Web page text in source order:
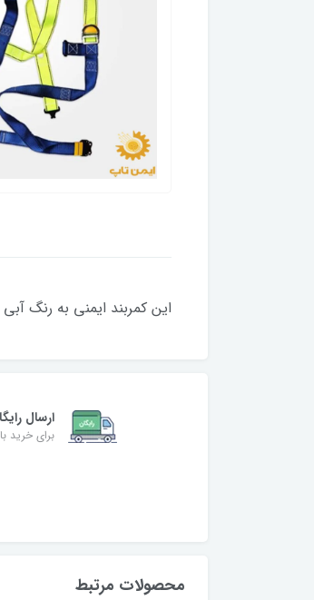
این کمربند ایمنی به رنگ
ارسال
برای خرید بالای
محصولات مرتبط